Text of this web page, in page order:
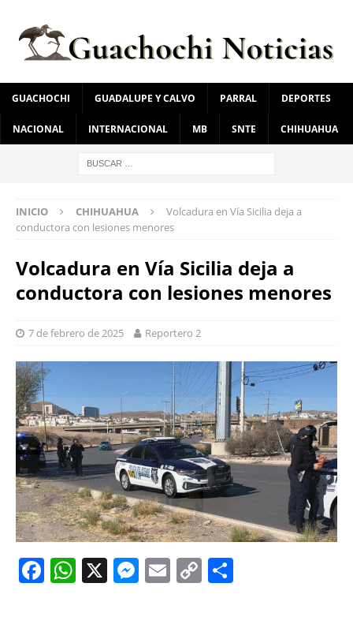
GUACHOCHI GUADALUPE Y CALVO PARRAL DEPORTES
NACIONAL INTERNACIONAL MB SNTE CHIHUAHUA
INICIO CHIHUAHUA
Volcadura en Vía Sicilia deja a
conductora con lesiones menores
Volcadura en Vía Sicilia deja a
conductora con lesiones menores
7 de febrero de 2025 Reportero 2
F W X M E C